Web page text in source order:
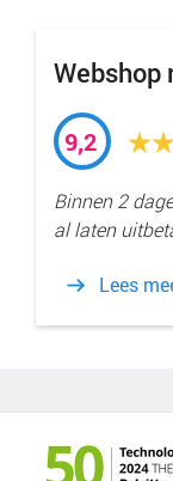
Webshop
9,2
Binnen 2
al laten
Lees